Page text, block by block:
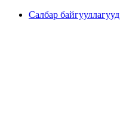
Салбар байгууллагууд